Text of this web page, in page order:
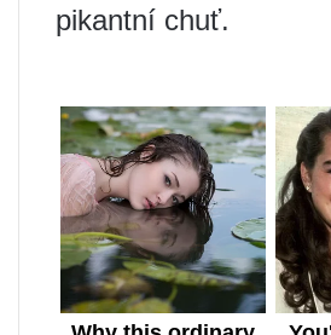
pikantní chuť.